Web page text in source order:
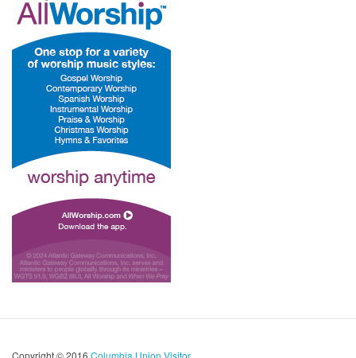
Copyright © 2016 Columbia Union Visitor